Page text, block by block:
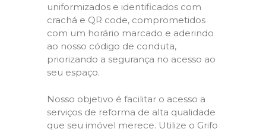
uniformizados e identificados com
crachá e QR code, comprometidos
com um horário marcado e aderindo
ao nosso código de conduta,
priorizando a segurança no acesso ao
seu espaço.
Nosso objetivo é facilitar o acesso a
serviços de reforma de alta qualidade
que seu imóvel merece. Utilize o Grifo